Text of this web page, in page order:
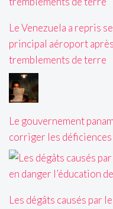
Le Venezuela a repris
principal aéroport
tremblements de terre
Le gouvernement
corriger les
Les dégâts causés par